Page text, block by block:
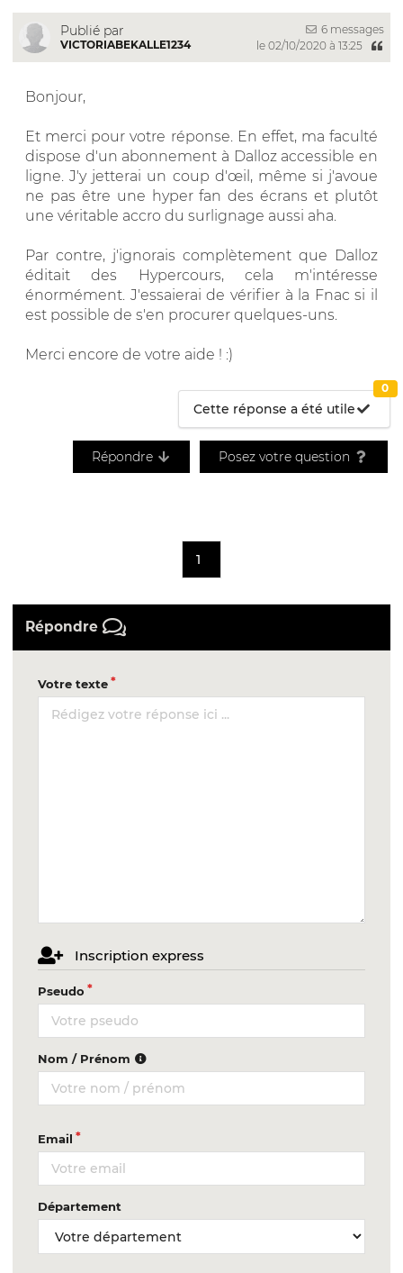
Publié par
VICTORIABEKALLE1234
6 messages
le 02/10/2020 à 13:25
Bonjour,
Et merci pour votre réponse. En effet, ma faculté
dispose d'un abonnement à Dalloz accessible en
ligne. J'y jetterai un coup d'œil, même si j'avoue
ne pas être une hyper fan des écrans et plutôt
une véritable accro du surlignage aussi aha.
Par contre, j'ignorais complètement que Dalloz
éditait des Hypercours, cela m'intéresse
énormément. J'essaierai de vérifier à la Fnac si il
est possible de s'en procurer quelques-uns.
Merci encore de votre aide ! :)
Cette réponse a été utile
0
Répondre Posez votre question
1
Répondre
Votre texte
Inscription express
Pseudo
Nom / Prénom
Email
Département